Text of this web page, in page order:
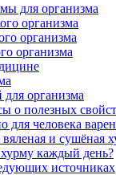
для организма
организма
организма
организма
для организма
о полезных
для человека
и сушёная
каждый день?
источниках